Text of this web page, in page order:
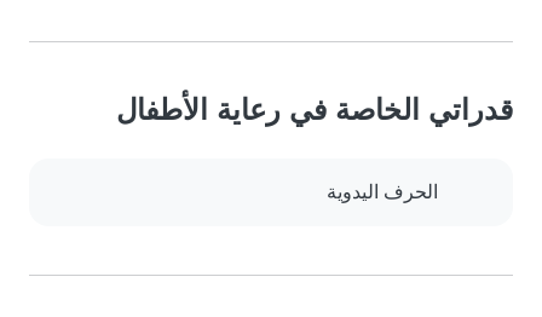
قدراتي الخاصة في رعاية الأطفال
الحرف اليدوية